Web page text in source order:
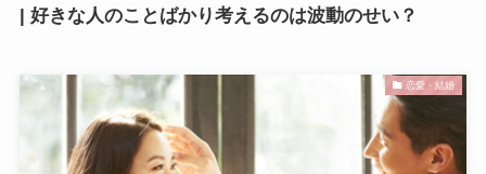
| 好きな人のことばかり考えるのは波動のせい？
恋愛・結婚